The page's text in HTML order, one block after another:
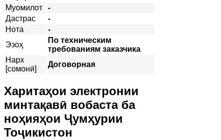
Муомилот
-
Дастрас
-
Нота
-
Эзоҳ
По техническим
требованиям заказчика
Нарх
[сомонӣ]
Договорная
Харитаҳои электронии
минтақавӣ вобаста ба
ноҳияҳои Ҷумҳурии
Тоҷикистон